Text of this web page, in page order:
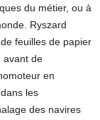
du métier, ou à
Ryszard
feuilles de papier
avant de
en
les
des navires